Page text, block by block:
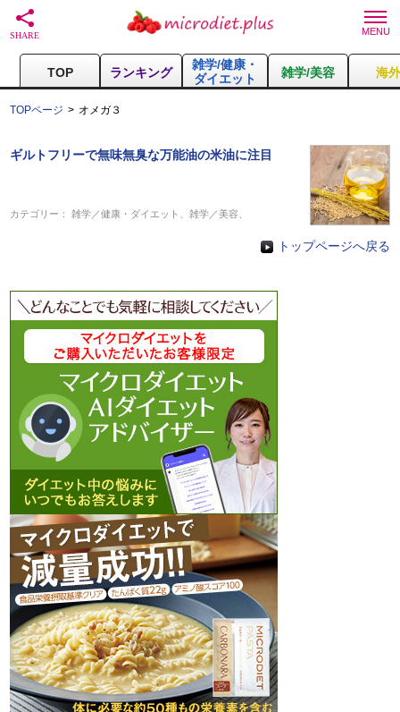
TOP ランキング
雑学/健康・
ダイエット
雑学/美容 海
TOPページ オメガ３
ギルトフリーで無味無臭な万能油の米油に注目
カテゴリー：雑学／健康・ダイエット 、雑学／美容
トップページへ戻る